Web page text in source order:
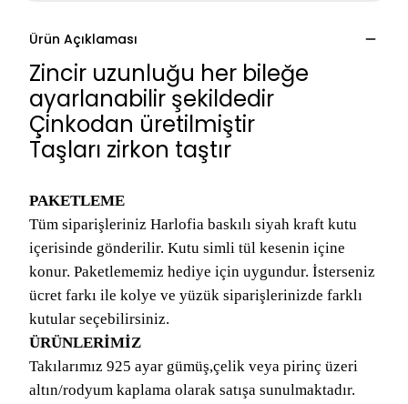
Ürün Açıklaması
Zincir uzunluğu her bileğe
ayarlanabilir şekildedir
Çinkodan üretilmiştir
Taşları zirkon taştır
PAKETLEME
Tüm siparişleriniz Harlofia baskılı siyah kraft kutu
içerisinde gönderilir. Kutu simli tül kesenin içine
konur. Paketlememiz hediye için uygundur. İsterseniz
ücret farkı ile kolye ve yüzük siparişlerinizde farklı
kutular seçebilirsiniz.
ÜRÜNLERİMİZ
Takılarımız 925 ayar gümüş,çelik veya pirinç üzeri
altın/rodyum kaplama olarak satışa sunulmaktadır.